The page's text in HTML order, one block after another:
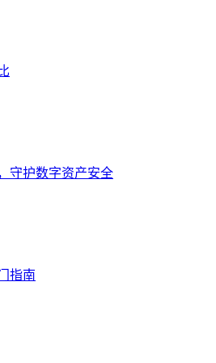
守护数字资产安全
指南